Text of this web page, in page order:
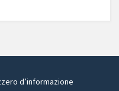
d’informazione